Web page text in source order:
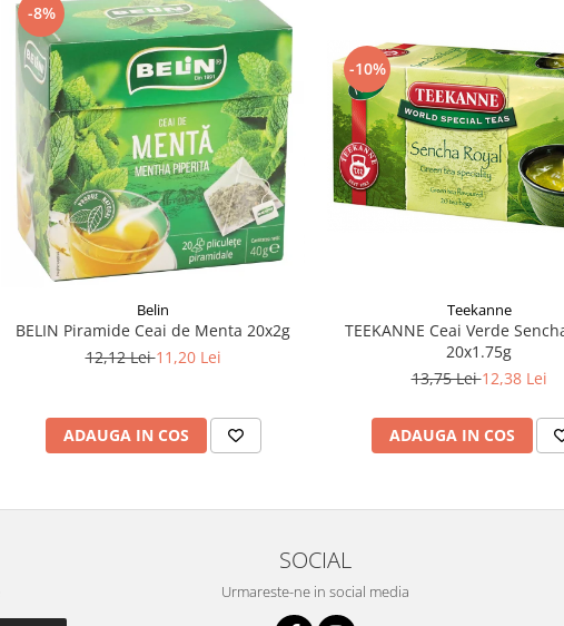
-8%
Belin
BELIN Piramide Ceai de Menta 20x2g
12,12 Lei11,20 Lei
ADAUGA IN COS
-10%
Teekanne
TEEKANNE Ceai Verde
20x1.75g
13,75 Lei12,38 Lei
ADAUGA IN COS
SOCIAL
Urmareste-ne in social media